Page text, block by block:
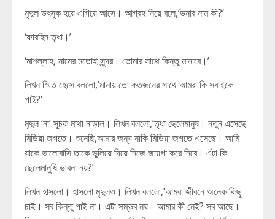
মৃদুল উৎসুক হয়ে এগিয়ে আসে। আগ্রহ নিয়ে বলে,’উনার নাম কী?’
‘ফারহিন তৃধা।’
‘মাশল্লাহ, নামের মতোই সুন্দর। তোমার সাথে কিন্তু মানাবে।’
লিখন স্মিত হেসে বললো,’মানায় তো কতজনের সাথে আমরা কি সবাইকে
পাই?’
মৃদুল ‘না’ সূচক মাথা নাড়াল। লিখন বললো,’তৃধা ছেলেমানুষ। নতুন এসেছে
মিডিয়া জগতে। শুনেছি,আমার জন্য নাকি মিডিয়া জগতে এসেছে। আমি
যাকে ভালোবাসি তাকে ভুলিয়ে দিয়ে নিজে জায়গা করে নিবে। এটা কি
ছেলেমানুষি ভাবনা নয়?’
লিখন হাসলো। হাসলো মৃদুলও। লিখন বললো,’আমরা জীবনে অনেক কিছু
চাই। সব কিন্তু পাই না। এটা সম্ভব নয়। আমার কী নেই? সব আছে।